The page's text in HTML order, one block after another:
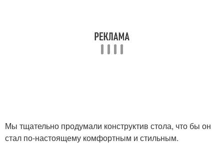
Мы тщательно продумали конструктив стола, что бы он
стал по-настоящему комфортным и стильным.